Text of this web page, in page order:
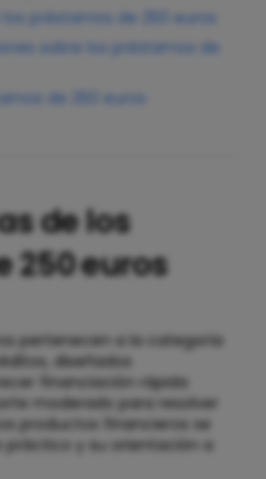
préstamos de 250 euros
sobre los préstamos de
de 250 euros
de los
250 euros
pertenecen a la categoría
diseñados
financiación rápida
moderado para resolver
productos financieros se
práctico y su orientación a